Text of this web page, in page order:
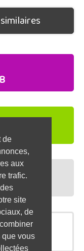
de
aux
trafic.
site
de
vous